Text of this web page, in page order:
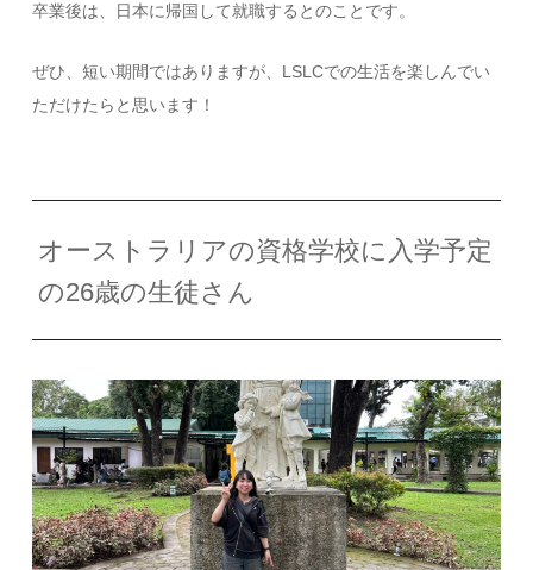
卒業後は、日本に帰国して就職するとのことです。
ぜひ、短い期間ではありますが、LSLCでの生活を楽しんでい
ただけたらと思います！
オーストラリアの資格学校に入学予定
の26歳の生徒さん